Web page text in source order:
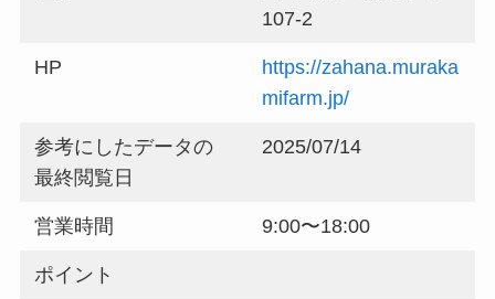
107-2
HP
https://zahana.muraka
mifarm.jp/
参考にしたデータの
最終閲覧日
2025/07/14
営業時間 9:00〜18:00
ポイント